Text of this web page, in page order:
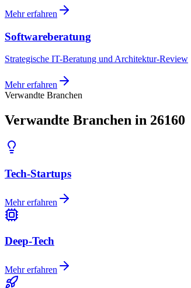
Mehr erfahren
Softwareberatung
Strategische IT-Beratung und Architektur-Review
Mehr erfahren
Verwandte Branchen
Verwandte Branchen in 26160
Tech-Startups
Mehr erfahren
Deep-Tech
Mehr erfahren